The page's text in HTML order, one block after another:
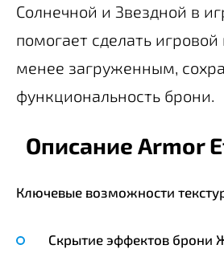
Солнечной и Звездной в
помогает сделать
менее загруженным,
функциональность брони.
Описание Armor
Ключевые возможности
Скрытие эффектов брони